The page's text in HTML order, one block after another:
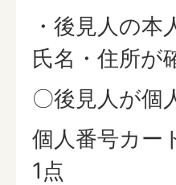
・後見人の
氏名・住所が
〇後見人が個
個人番号カー
1点